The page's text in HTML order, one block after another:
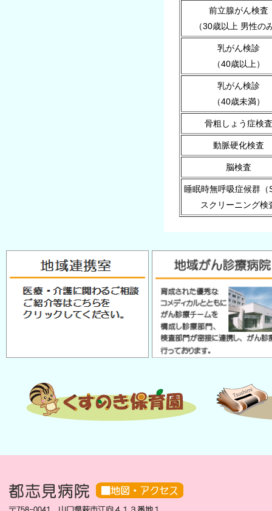
前立腺がん検査
（30歳以上 男性の
乳がん検診
（40歳以上）
乳がん検診
（40歳未満）
骨粗しょう症検査
動脈硬化検査
脳検査
睡眠時無呼吸症候群（
スクリーニング検